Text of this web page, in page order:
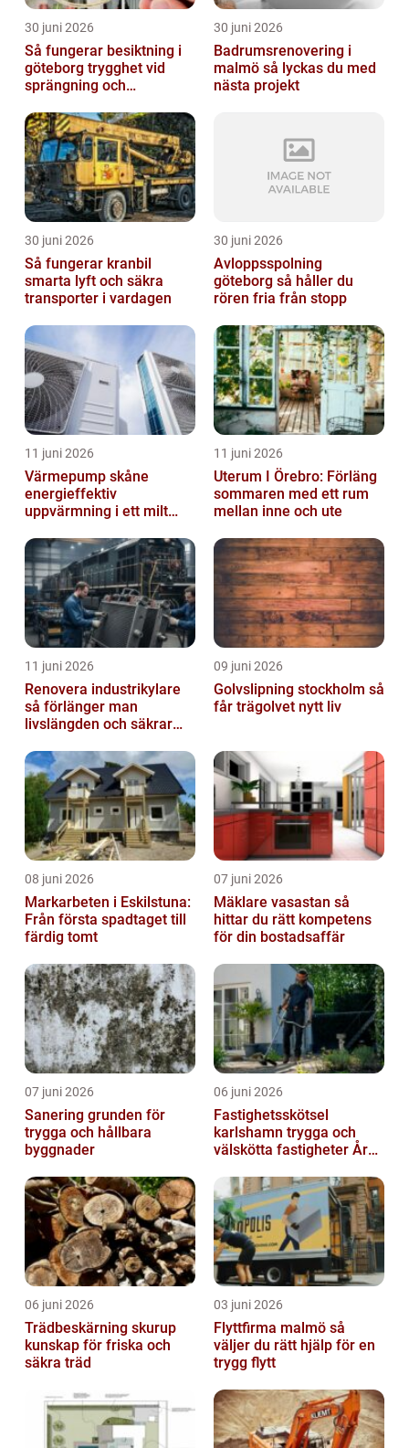
30 juni 2026
Så fungerar besiktning i
göteborg trygghet vid
sprängning och
30 juni 2026
Badrumsrenovering i
malmö så lyckas du med
nästa projekt
30 juni 2026
Så fungerar kranbil
smarta lyft och säkra
transporter i vardagen
30 juni 2026
Avloppsspolning
göteborg så håller du
rören fria från stopp
11 juni 2026
Värmepump skåne
energieffektiv
uppvärmning i ett milt
11 juni 2026
Uterum I Örebro: Förläng
sommaren med ett rum
mellan inne och ute
11 juni 2026
Renovera industrikylare
så förlänger man
livslängden och säkrar
09 juni 2026
Golvslipning stockholm så
får trägolvet nytt liv
08 juni 2026
Markarbeten i Eskilstuna:
Från första spadtaget till
färdig tomt
07 juni 2026
Mäklare vasastan så
hittar du rätt kompetens
för din bostadsaffär
07 juni 2026
Sanering grunden för
trygga och hållbara
byggnader
06 juni 2026
Fastighetsskötsel
karlshamn trygga och
välskötta fastigheter Året
06 juni 2026
Trädbeskärning skurup
kunskap för friska och
säkra träd
03 juni 2026
Flyttfirma malmö så
väljer du rätt hjälp för en
trygg flytt